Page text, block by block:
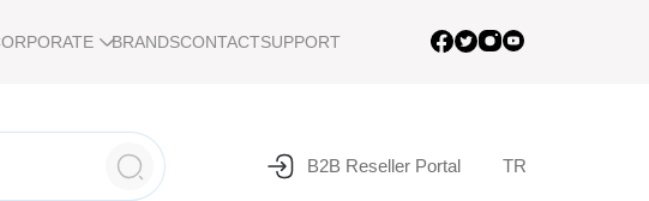
BRANDSCONTACTSUPPORT
B2B Reseller Portal TR